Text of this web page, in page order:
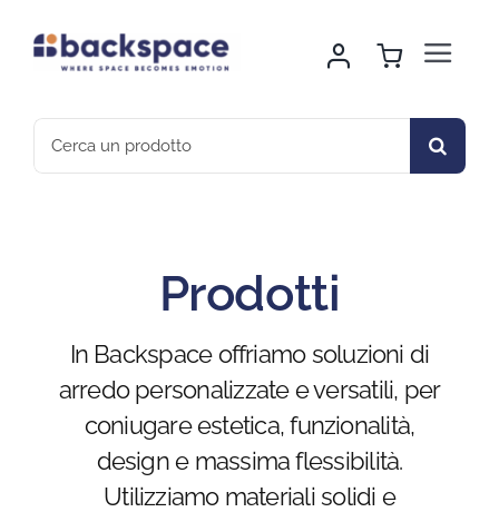
for:
Toggle
Sport & Outdoor
Prodotti
In Backspace offriamo soluzioni di
arredo personalizzate e versatili, per
coniugare estetica, funzionalità,
design e massima flessibilità.
Utilizziamo materiali solidi e